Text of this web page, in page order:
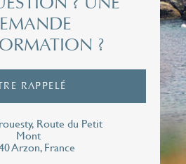
?
RAPPELÉ
Route du Petit
Mont
Arzon, France